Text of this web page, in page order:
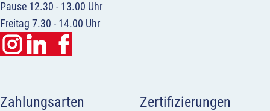
Pause 12.30 - 13.00 Uhr
Freitag 7.30 - 14.00 Uhr
Zahlungsarten Zertifizierungen